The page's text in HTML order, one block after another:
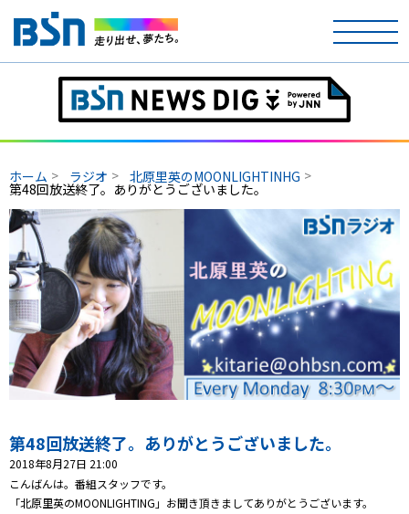
ホーム
テレビ
ラジオ
アナウンサー
イベント
ニュース
天気
コンテンツ・アプリ
キッズ
ケンジュ
愛の募金
ホーム ラジオ 北原里英のMOONLIGHTINHG
第48回放送終了。ありがとうございました。
第48回放送終了。ありがとうございました。
2018年8月27日 21:00
こんばんは。番組スタッフです。
「北原里英のMOONLIGHTING」お聞き頂きましてありがとうございます。